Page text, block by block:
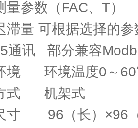
参数（FAC、T）
滞量 可根据选择的参
通讯 部分兼容
境 环境温度0～
式 机架式
寸 96（长）×96（